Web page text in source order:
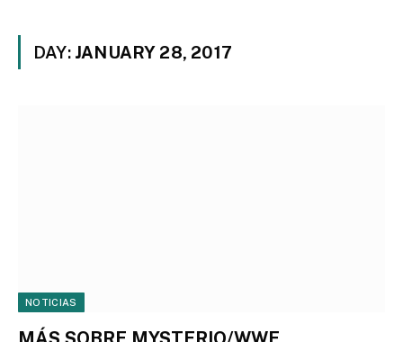
DAY: JANUARY 28, 2017
NOTICIAS